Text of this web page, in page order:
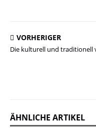
VORHERIGER
Die kulturell und traditionell
ÄHNLICHE ARTIKEL